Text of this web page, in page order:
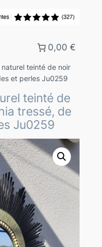
0,00 €
teinté de noir
et perles Ju0259
teinté de
tressé, de
Ju0259